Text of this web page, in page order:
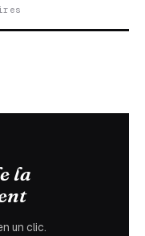
la
un clic.